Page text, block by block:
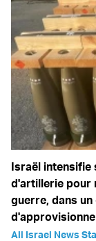
Israël intensifie
d'artillerie pour
guerre, dans
All Israel News